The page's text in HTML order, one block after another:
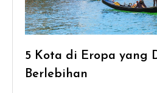
5 Kota di Eropa yang
Berlebihan